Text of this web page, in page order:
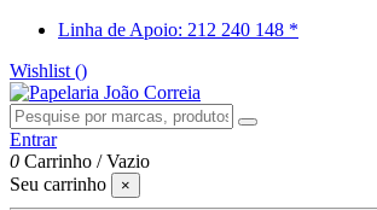
Linha de Apoio: 212 240 148 *
Wishlist ()
Entrar
0 Carrinho /Vazio
Seu carrinho
×